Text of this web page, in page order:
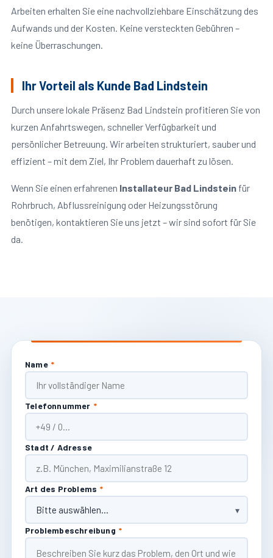
Arbeiten erhalten Sie eine nachvollziehbare Einschätzung des
Aufwands und der Kosten. Keine versteckten Gebühren –
keine Überraschungen.
Ihr Vorteil als Kunde Bad Lindstein
Durch unsere lokale Präsenz Bad Lindstein profitieren Sie von
kurzen Anfahrtswegen, schneller Verfügbarkeit und
persönlicher Betreuung. Wir arbeiten strukturiert, sauber und
effizient – mit dem Ziel, Ihr Problem dauerhaft zu lösen.
Wenn Sie einen erfahrenen Installateur Bad Lindsteinfür
Rohrbruch, Abflussreinigung oder Heizungsstörung
benötigen, kontaktieren Sie uns jetzt – wir sind sofort für Sie
da.
Name *
Telefonnummer *
Stadt / Adresse
Art des Problems *
Problembeschreibung *